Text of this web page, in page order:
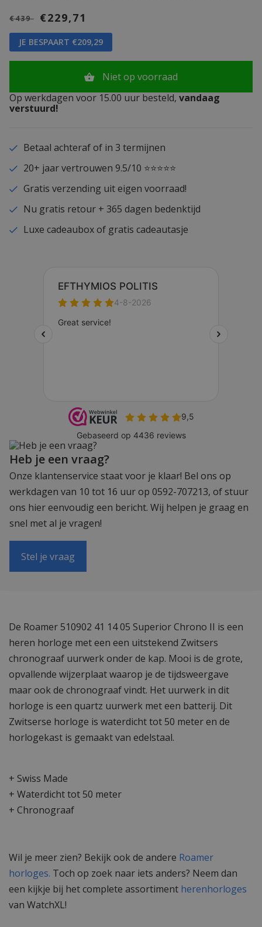
€439 €229,71
JE BESPAART €209,29
Niet op voorraad
Op werkdagen voor 15.00 uur besteld, vandaag
verstuurd!
Betaal achteraf of in 3 termijnen
20+ jaar vertrouwen 9.5/10 ⭐⭐⭐⭐⭐
Gratis verzending uit eigen voorraad!
Nu gratis retour + 365 dagen bedenktijd
Luxe cadeaubox of gratis cadeautasje
Heb je een vraag?
Onze klantenservice staat voor je klaar! Bel ons op
werkdagen van 10 tot 16 uur op 0592-707213, of stuur
ons hier eenvoudig een bericht. Wij helpen je graag en
snel met al je vragen!
Stel je vraag
De Roamer 510902 41 14 05 Superior Chrono II is een
heren horloge met een een uitstekend Zwitsers
chronograaf uurwerk onder de kap. Mooi is de grote,
opvallende wijzerplaat waarop je de tijdsweergave
maar ook de chronograaf vindt. Het uurwerk in dit
horloge is een quartz uurwerk met een batterij. Dit
Zwitserse horloge is waterdicht tot 50 meter en de
horlogekast is gemaakt van edelstaal.
+ Swiss Made
+ Waterdicht tot 50 meter
+ Chronograaf
Wil je meer zien? Bekijk ook de andere Roamer
horloges. Toch op zoek naar iets anders? Neem dan
een kijkje bij het complete assortiment herenhorloges
van WatchXL!